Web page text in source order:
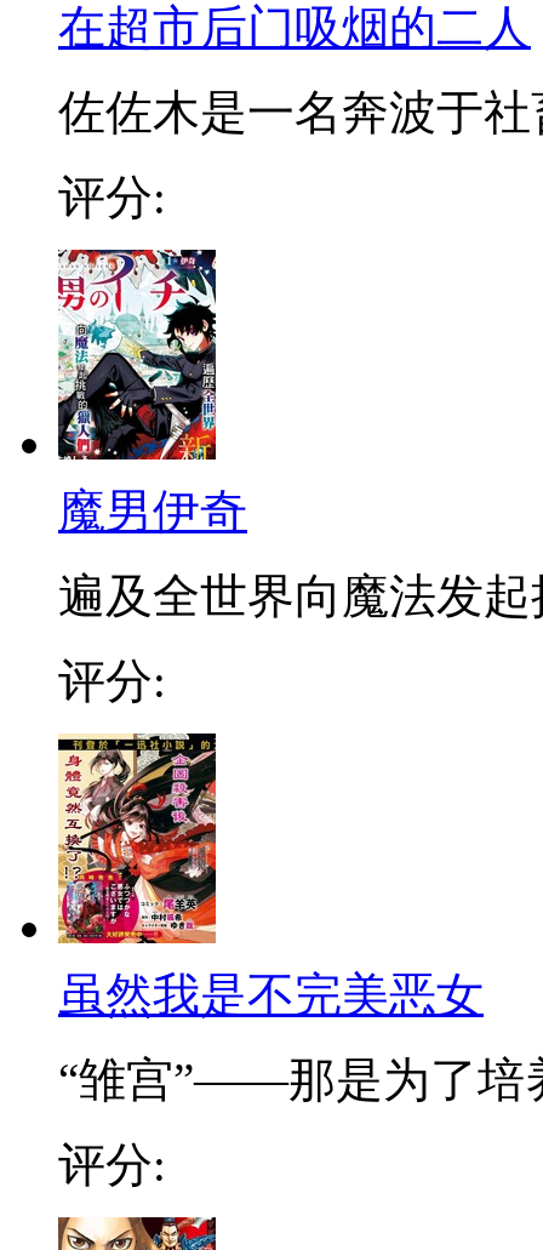
在超市后门吸烟的二人
佐佐木是一名奔波于社
评分:
魔男伊奇
遍及全世界向魔法发起
评分:
虽然我是不完美恶女
“雏宫”——那是为了培
评分: